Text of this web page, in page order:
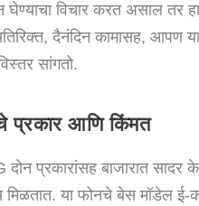
घेण्याचा विचार करत असाल तर
दैनंदिन कामासह, आपण
सांगतो.
आणि किंमत
प्रकारांसह बाजारात
या फोनचे बेस मॉडेल ई-